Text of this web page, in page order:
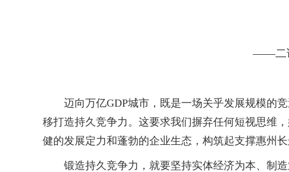
——二
迈向万亿GDP城市，既是一场关乎发展规模的
移打造持久竞争力。这要求我们摒弃任何短视思维
健的发展定力和蓬勃的企业生态，构筑起支撑惠州长
锻造持久竞争力，就要坚持实体经济为本、制造